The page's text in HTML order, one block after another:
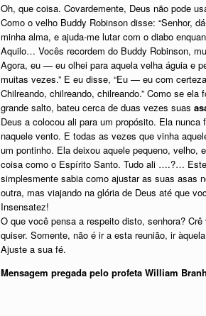
Oh, que coisa. Covardemente, Deus não pode
Como o velho Buddy Robinson disse: “Senhor,
minha alma, e ajuda-me lutar com o diabo
Aquilo… Vocês recordem do Buddy Robinson,
Agora, eu — eu olhei para aquela velha águia e
muitas vezes.” E eu disse, “Eu — eu com
Chilreando, chilreando, chilreando.” Como se
grande salto, bateu cerca de duas vezes suas
Deus a colocou ali para um propósito. Ela nunca
naquele vento. E todas as vezes que vinha
um pontinho. Ela deixou aquele pequeno, velho,
coisa como o Espírito Santo. Tudo ali ….?…
simplesmente sabia como ajustar as suas asas
outra, mas viajando na glória de Deus até que
Insensatez!
O que você pensa a respeito disto, senhora?
quiser. Somente, não é ir a esta reunião, ir
Ajuste a sua fé.
Mensagem pregada pelo profeta William